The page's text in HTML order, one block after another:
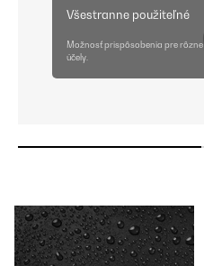
Všestranne použiteľné
Možnosť prispôsobenia pre rôzne
účely.